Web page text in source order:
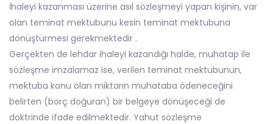
İhaleyi kazanması üzerine asıl sözleşmeyi yapan kişinin, var
olan teminat mektubunu kesin teminat mektubuna
dönüştürmesi gerekmektedir .
Gerçekten de lehdar ihaleyi kazandığı halde, muhatap ile
sözleşme imzalamaz ise, verilen teminat mektubunun,
mektuba konu olan miktarın muhataba ödeneceğini
belirten (borç doğuran) bir belgeye dönüşeceği de
doktrinde ifade edilmektedir. Yahut sözleşme